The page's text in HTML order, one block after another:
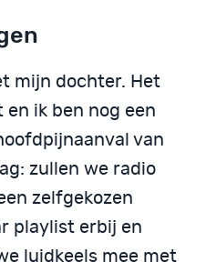
mijn dochter. Het
ik ben nog een
van
zullen we radio
zelfgekozen
playlist erbij en
luidkeels mee met